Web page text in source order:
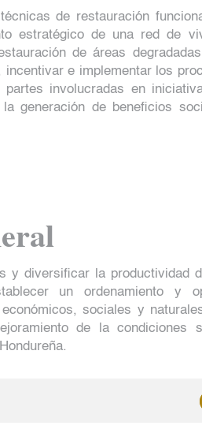
de restauración
estratégico de una red de
de áreas
e implementar los
involucradas en
generación de beneficios
y diversificar la productividad
un ordenamiento y
sociales y
de la condiciones